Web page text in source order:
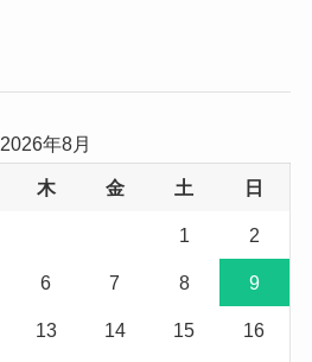
2026年8月
木 金 土 日
1 2
6 7 8 9
13 14 15 16